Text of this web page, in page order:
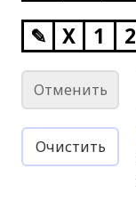
✎ X 1 2
Отменить
Очистить